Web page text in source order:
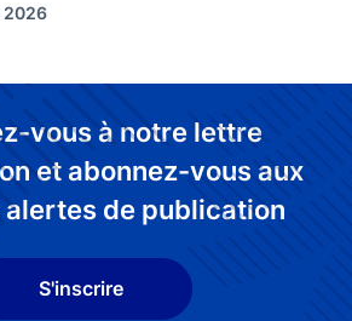
2026
vous à notre lettre
et abonnez-vous aux
de publication
S'inscrire